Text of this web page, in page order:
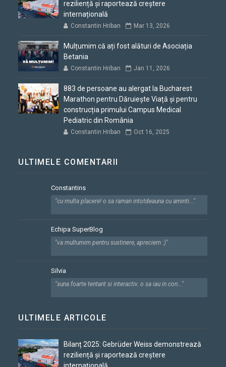
reziliență și raportează creștere
internațională
Constantin Hriban Mar 13, 2026
Mulțumim că ați fost alături de Asociația
Betania
Constantin Hriban Jan 11, 2026
883 de persoane au alergat la Bucharest
Marathon pentru Dăruiește Viață și pentru
construcția primului Campus Medical
Pediatric din România
Constantin Hriban Oct 16, 2025
ULTIMELE COMENTARII
Constantins
"cu multa placere! o sa raman intotdeauna cu aminti..."
Echipa SuperBlog
"va multumim pentru sustinere, apreciem :)"
Silvia
"suna foarte tentant si interactiv. o sa iau in con..."
ULTIMELE ARTICOLE
Bilanț 2025: Gebrüder Weiss demonstrează
reziliență și raportează creștere